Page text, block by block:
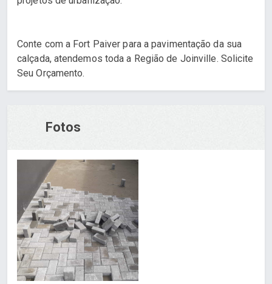
Conte com a Fort Paiver para a pavimentação da sua
calçada, atendemos toda a Região de Joinville. Solicite
Seu Orçamento.
Fotos